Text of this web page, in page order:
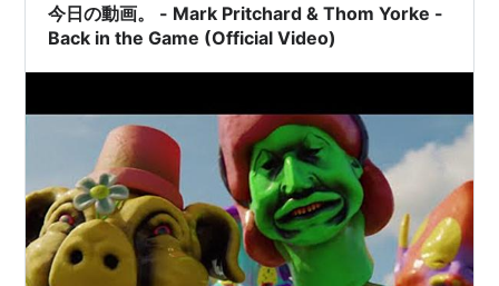
今日の動画。 - Mark Pritchard & Thom Yorke -
Back in the Game (Official Video)